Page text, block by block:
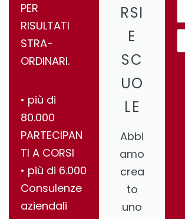
PER
RISULTATI
STRA-
ORDINARI.
•⁠ ⁠più di
80.000
PARTECIPAN
TI A CORSI
•⁠ ⁠più di 6.000
Consulenze
aziendali
RSI
E
SC
UO
LE
Abbi
amo
crea
to
uno